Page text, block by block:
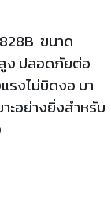
ขนาด
ง ปลอดภัยต่อ
รงไม่บิดงอ มา
ะอย่างยิ่งสำหรับ